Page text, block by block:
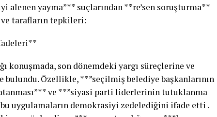
alenen yayma”** suçlarından **re’sen soruşturma**
tarafların tepkileri:
konuşmada, son dönemdeki yargı süreçlerine ve
Özellikle, **”seçilmiş belediye başkanlarının
ve **”siyasi parti liderlerinin tutuklanma
uygulamaların demokrasiyi zedelediğini ifade etti .